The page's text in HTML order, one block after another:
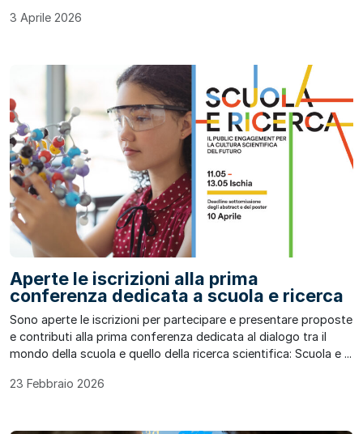
3 Aprile 2026
Aperte le iscrizioni alla prima
conferenza dedicata a scuola e ricerca
Sono aperte le iscrizioni per partecipare e presentare proposte
e contributi alla prima conferenza dedicata al dialogo tra il
mondo della scuola e quello della ricerca scientifica: Scuola e ...
23 Febbraio 2026